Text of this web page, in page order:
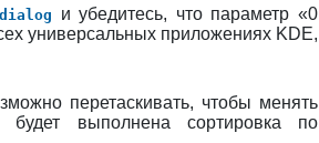
и убедитесь, что параметр «0
универсальных приложениях KDE,
перетаскивать, чтобы менять
выполнена сортировка по